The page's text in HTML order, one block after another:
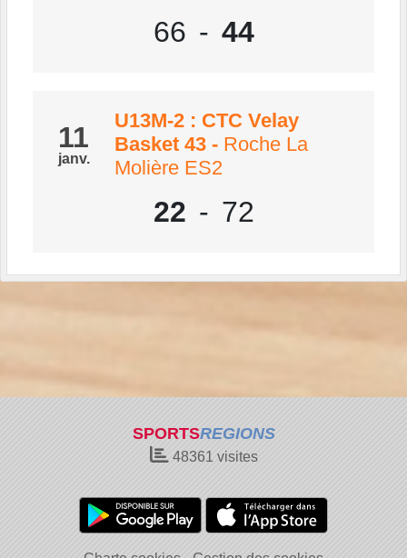
66 - 44
11
janv.
U13M-2 : CTC Velay
Basket 43 - Roche La
Molière ES2
22 - 72
SPORTSREGIONS
48361 visites